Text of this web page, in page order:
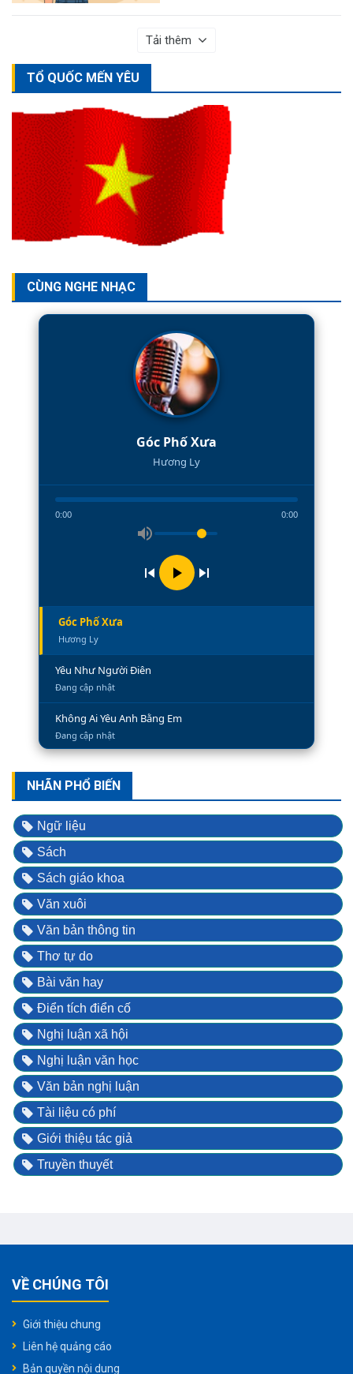
Tải thêm
TỔ QUỐC MẾN YÊU
CÙNG NGHE NHẠC
Góc Phố Xưa
Hương Ly
0:00 0:00
Góc Phố Xưa
Hương Ly
Yêu Như Người Điên
Đang cập nhật
Không Ai Yêu Anh Bằng Em
Đang cập nhật
Đang cập nhật
Lời Chia Tay Trong Đêm
Đang cập nhật
NHÃN PHỔ BIẾN
Ngữ liệu
Sách
Sách giáo khoa
Văn xuôi
Văn bản thông tin
Thơ tự do
Bài văn hay
Điển tích điển cố
Nghị luận xã hội
Nghị luận văn học
Văn bản nghị luận
Tài liệu có phí
Giới thiệu tác giả
Truyền thuyết
VỀ CHÚNG TÔI
Giới thiệu chung
Liên hệ quảng cáo
Bản quyền nội dung